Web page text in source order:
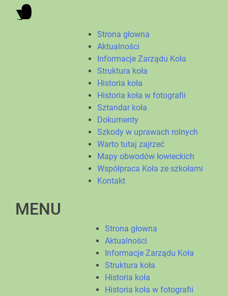
Strona głowna
Aktualności
Informacje Zarządu Koła
Struktura koła
Historia koła
Historia koła w fotografii
Sztandar koła
Dokumenty
Szkody w uprawach rolnych
Warto tutaj zajrzeć
Mapy obwodów łowieckich
Współpraca Koła ze szkołami
Kontakt
MENU
Strona głowna
Aktualności
Informacje Zarządu Koła
Struktura koła
Historia koła
Historia koła w fotografii